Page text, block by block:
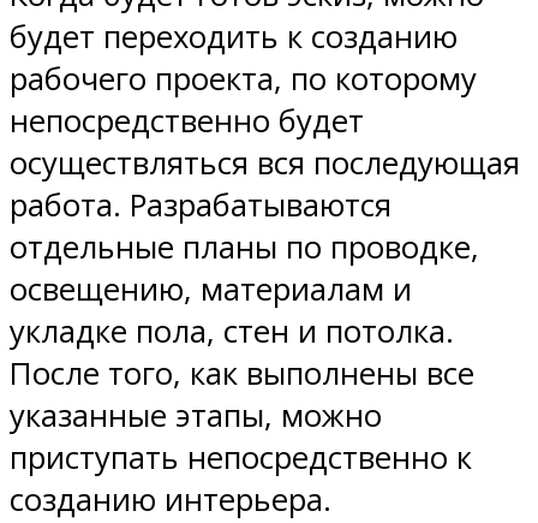
будет переходить к созданию
рабочего проекта, по которому
непосредственно будет
осуществляться вся последующая
работа. Разрабатываются
отдельные планы по проводке,
освещению, материалам и
укладке пола, стен и потолка.
После того, как выполнены все
указанные этапы, можно
приступать непосредственно к
созданию интерьера.